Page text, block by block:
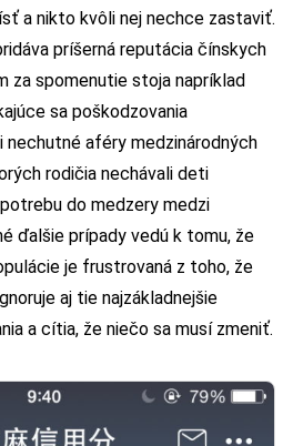
a nikto kvôli nej nechce zastaviť.
príšerná reputácia čínskych
za spomenutie stoja napríklad
sa poškodzovania
aféry medzinárodných
rodičia nechávali deti
do medzery medzi
ďalšie prípady vedú k tomu, že
je frustrovaná z toho, že
aj tie najzákladnejšie
a cítia, že niečo sa musí zmeniť.